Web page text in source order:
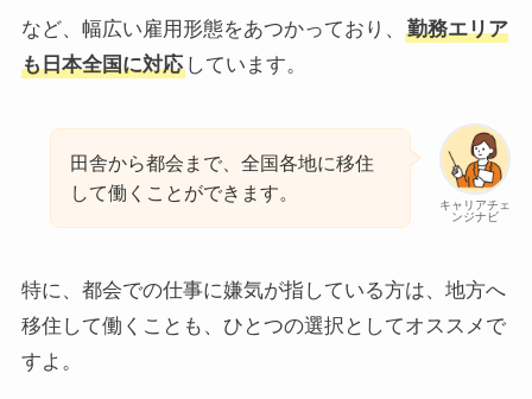
など、幅広い雇用形態をあつかっており、
勤務エリア
も日本全国に対応しています。
キャリアチェ
ンジナビ
田舎から都会まで、全国各地に移住
して働くことができます。
特に、都会での仕事に嫌気が指している方は、地方へ
移住して働くことも、ひとつの選択としてオススメで
すよ。